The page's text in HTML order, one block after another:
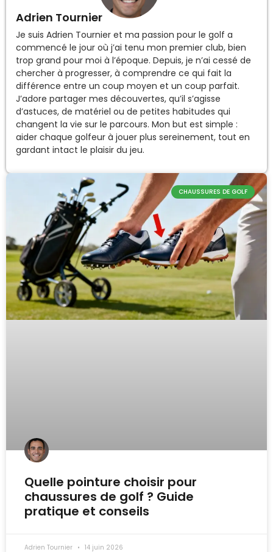
Adrien Tournier
Je suis Adrien Tournier et ma passion pour le golf a
commencé le jour où j’ai tenu mon premier club, bien
trop grand pour moi à l’époque. Depuis, je n’ai cessé de
chercher à progresser, à comprendre ce qui fait la
différence entre un coup moyen et un coup parfait.
J’adore partager mes découvertes, qu’il s’agisse
d’astuces, de matériel ou de petites habitudes qui
changent la vie sur le parcours. Mon but est simple :
aider chaque golfeur à jouer plus sereinement, tout en
gardant intact le plaisir du jeu.
CHAUSSURES DE GOLF
Quelle pointure choisir pour
chaussures de golf ? Guide
pratique et conseils
Adrien Tournier 14 juin 2026